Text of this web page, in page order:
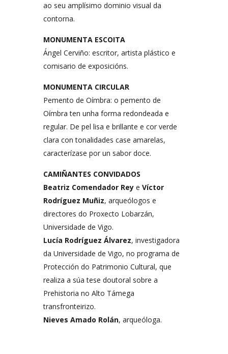
ao seu amplísimo dominio visual da
contorna.
MONUMENTA ESCOITA
Ángel Cerviño: escritor, artista plástico e
comisario de exposicións.
MONUMENTA CIRCULAR
Pemento de Oímbra: o pemento de
Oímbra ten unha forma redondeada e
regular. De pel lisa e brillante e cor verde
clara con tonalidades case amarelas,
caracterízase por un sabor doce.
CAMIÑANTES CONVIDADOS
Beatriz Comendador Rey e Víctor
Rodríguez Muñiz, arqueólogos e
directores do Proxecto Lobarzán,
Universidade de Vigo.
Lucía Rodríguez Álvarez, investigadora
da Universidade de Vigo, no programa de
Protección do Patrimonio Cultural, que
realiza a súa tese doutoral sobre a
Prehistoria no Alto Támega
transfronteirizo.
Nieves Amado Rolán, arqueóloga.